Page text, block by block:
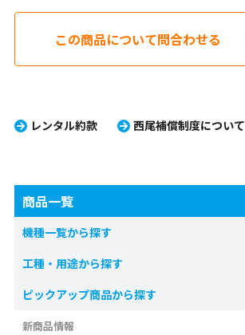
この商品について問合わせる
レンタル約款 西尾補償制度について
商品一覧
機種一覧から探す
工種・用途から探す
ピックアップ商品から探す
新商品情報